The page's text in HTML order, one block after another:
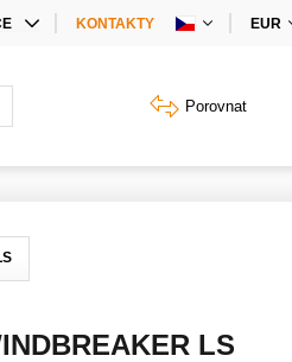
PRODUKTŮ
KONTAKTY EUR
Porovnat
LS